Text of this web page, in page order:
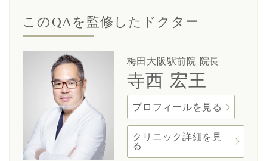
このQAを監修したドクター
梅田大阪駅前院 院長
寺西 宏王
プロフィールを見る
クリニック詳細を見
る